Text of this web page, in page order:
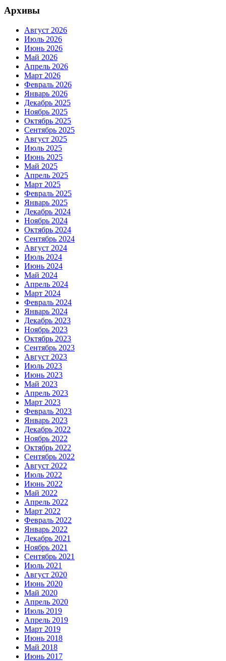
Архивы
Август 2026
Июль 2026
Июнь 2026
Май 2026
Апрель 2026
Март 2026
Февраль 2026
Январь 2026
Декабрь 2025
Ноябрь 2025
Октябрь 2025
Сентябрь 2025
Август 2025
Июль 2025
Июнь 2025
Май 2025
Апрель 2025
Март 2025
Февраль 2025
Январь 2025
Декабрь 2024
Ноябрь 2024
Октябрь 2024
Сентябрь 2024
Август 2024
Июль 2024
Июнь 2024
Май 2024
Апрель 2024
Март 2024
Февраль 2024
Январь 2024
Декабрь 2023
Ноябрь 2023
Октябрь 2023
Сентябрь 2023
Август 2023
Июль 2023
Июнь 2023
Май 2023
Апрель 2023
Март 2023
Февраль 2023
Январь 2023
Декабрь 2022
Ноябрь 2022
Октябрь 2022
Сентябрь 2022
Август 2022
Июль 2022
Июнь 2022
Май 2022
Апрель 2022
Март 2022
Февраль 2022
Январь 2022
Декабрь 2021
Ноябрь 2021
Сентябрь 2021
Июль 2021
Август 2020
Июнь 2020
Май 2020
Апрель 2020
Июль 2019
Апрель 2019
Март 2019
Июнь 2018
Май 2018
Июнь 2017